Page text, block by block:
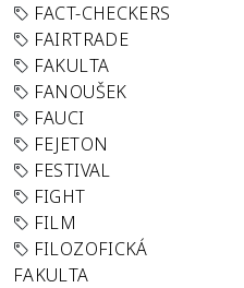
FACT-CHECKERS
FAIRTRADE
FAKULTA
FANOUŠEK
FAUCI
FEJETON
FESTIVAL
FIGHT
FILM
FILOZOFICKÁ
FAKULTA